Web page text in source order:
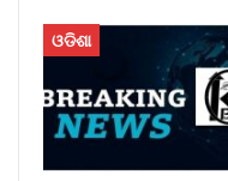
ଓଡିଶା